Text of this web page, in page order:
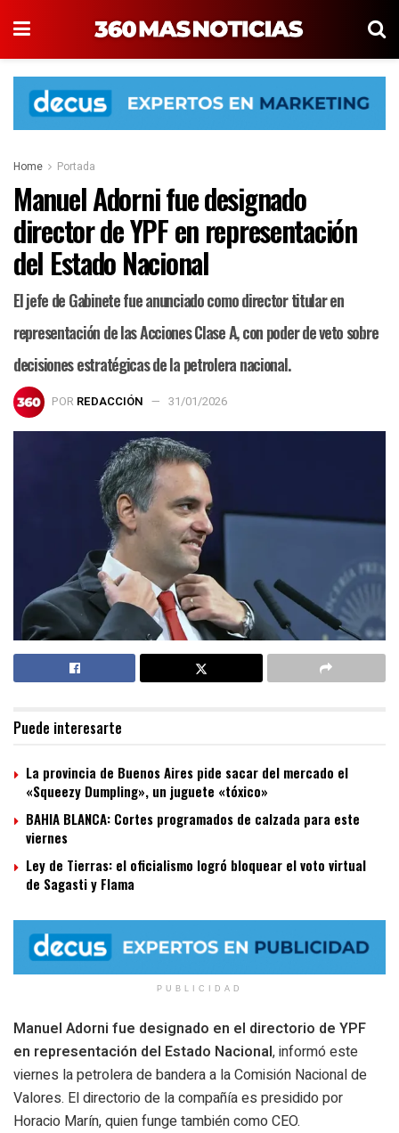
Home Portada
Manuel Adorni fue designado
director de YPF en representación
del Estado Nacional
El jefe de Gabinete fue anunciado como director titular en
representación de las Acciones Clase A, con poder de veto sobre
decisiones estratégicas de la petrolera nacional.
POR REDACCIÓN 31/01/2026
Puede interesarte
La provincia de Buenos Aires pide sacar del mercado el
«Squeezy Dumpling», un juguete «tóxico»
BAHIA BLANCA: Cortes programados de calzada para este
viernes
Ley de Tierras: el oficialismo logró bloquear el voto virtual
de Sagasti y Flama
PUBLICIDAD
Manuel Adorni fue designado en el directorio de YPF
en representación del Estado Nacional, informó este
viernes la petrolera de bandera a la Comisión Nacional de
Valores. El directorio de la compañía es presidido por
Horacio Marín, quien funge también como CEO.